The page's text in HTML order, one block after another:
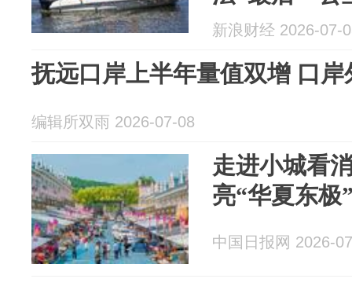
新浪财经 2026-07-
抚远口岸上半年量值双增 口
编辑所双雨 2026-07-08
走进小城看
亮“华夏东极
中国日报网 2026-